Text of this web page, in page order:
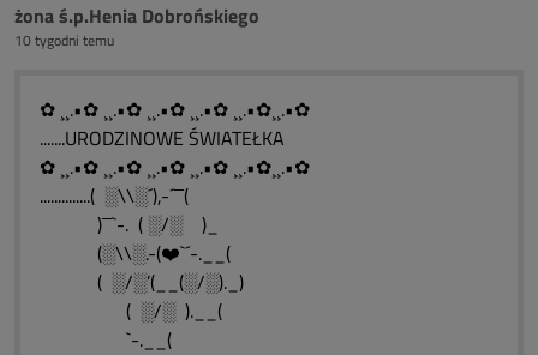
żona ś.p.Henia Dobrońskiego
10 tygodni temu
✿ ¸¸.•✿ ¸¸.•✿ ¸¸.•✿ ¸¸.•✿ ¸¸.•✿¸¸.•✿
.......URODZINOWE ŚWIATEŁKA
✿ ¸¸.•✿ ¸¸.•✿ ¸¸.•✿ ¸¸.•✿ ¸¸.•✿¸¸.•✿
..............( ░\\░´),-´¯¯(
)¯¯`-. ( ░/░ )_
(░\\░.-(❤️`´-.__(
( ░/░’(__(░/░)._)
( ░/░ ).__(
`-.__(